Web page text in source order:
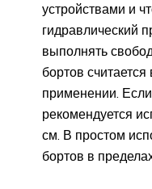
устройствами и
гидравлический
выполнять
бортов
применении.
рекомендуется
см. В простом
бортов в